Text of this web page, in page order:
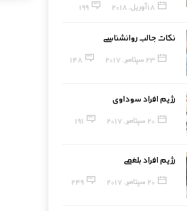
18 آوریل, 2018 199
نکات جالب روانشناسی
23 سپتامبر, 2017 148
رژیم افراد سوداوی
20 سپتامبر, 2017 191
رژیم افراد بلغمی
20 سپتامبر, 2017 249